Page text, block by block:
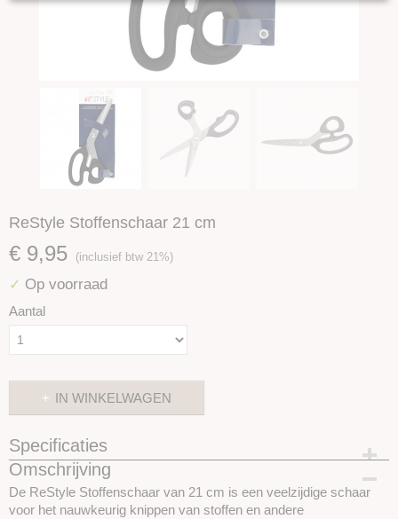
ReStyle Stoffenschaar 21 cm
€ 9,95 (inclusief btw 21%)
✓ Op voorraad
Aantal
IN WINKELWAGEN
Specificaties
Productcode
SKU027.11
Omschrijving
De ReStyle Stoffenschaar van 21 cm is een veelzijdige schaar
voor het nauwkeurig knippen van stoffen en andere